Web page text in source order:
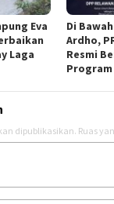
Eva
Laga
Di
Ardho,
Resmi
dipublikasikan. Ruas